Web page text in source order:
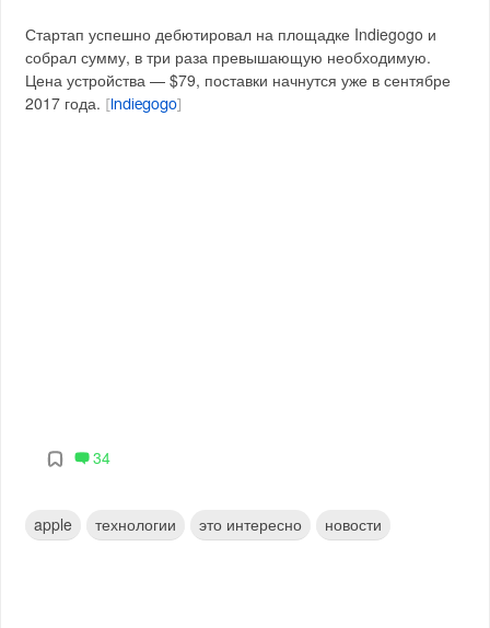
Стартап успешно дебютировал на площадке Indiegogo и
собрал сумму, в три раза превышающую необходимую.
Цена устройства — $79, поставки начнутся уже в сентябре
2017 года.
Indiegogo
34
apple технологии это интересно новости